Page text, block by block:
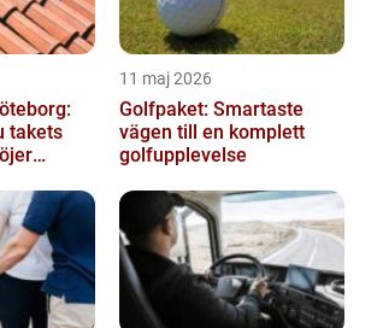
takets
11 maj 2026
Golfpaket: Smartaste
vägen till en komplett
golfupplevelse